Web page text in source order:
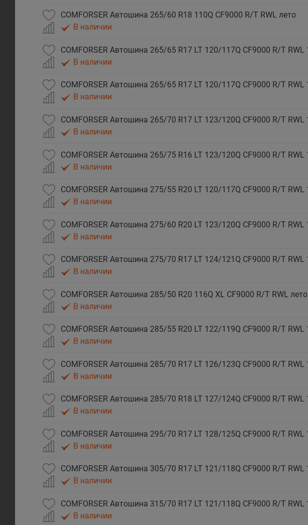
COMFORSER Автошина 265/60 R18 110Q CF9000 R/T RWL лето
В наличии
В наличии
В наличии
В наличии
В наличии
В наличии
В наличии
В наличии
COMFORSER Автошина 285/50 R20 116Q XL CF9000 R/T RWL лето
В наличии
В наличии
В наличии
В наличии
В наличии
В наличии
В наличии